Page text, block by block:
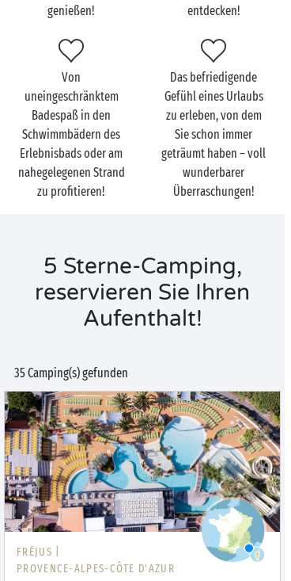
Tagesende haben wir ebenfalls genau die Formel, die
Terrasse der Bar oder des Restaurants vor der
abendlichen Animation.
Und um das Nützliche mit dem Angenehmen zu
verbinden, nutzen Sie die Vorteile einer erstklassigen
Infrastruktur und Ausstattung: WiFi-Anschluss,
kostenloser Shuttlebus zum Strand, Badebereiche für
Klein und Groß … Gönnen Sie sich eine Camping-Kur
mit fünf Sternen bei Sandaya!
genießen!
entdecken!
Von
uneingeschränktem
Badespaß in den
Schwimmbädern des
Erlebnisbads oder am
nahegelegenen Strand
zu profitieren!
Das befriedigende
Gefühl eines Urlaubs
zu erleben, von dem
Sie schon immer
geträumt haben – voll
wunderbarer
Überraschungen!
5 Sterne-Camping,
reservieren Sie Ihren
Aufenthalt!
35 Camping(s) gefunden
FRÉJUS |
PROVENCE-ALPES-CÔTE D'AZUR